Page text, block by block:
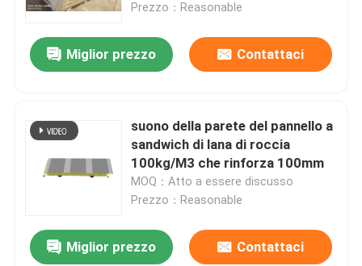
Prezzo：Reasonable
Miglior prezzo Contattaci
suono della parete del pannello a
sandwich di lana di roccia
100kg/M3 che rinforza 100mm
MOQ：Atto a essere discusso
Prezzo：Reasonable
Miglior prezzo Contattaci